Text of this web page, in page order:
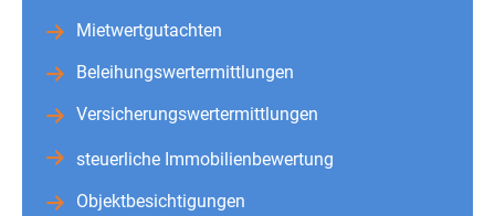
Mietwertgutachten
Beleihungswertermittlungen
Versicherungswertermittlungen
steuerliche Immobilienbewertung
Objektbesichtigungen